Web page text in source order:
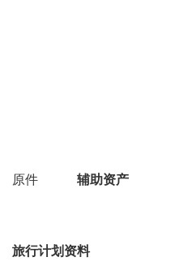
原件 辅助资产
旅行计划资料